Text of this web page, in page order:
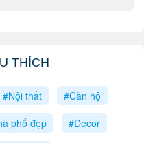
THÍCH
#Nội thất
#Căn hộ
phố đẹp
#Decor